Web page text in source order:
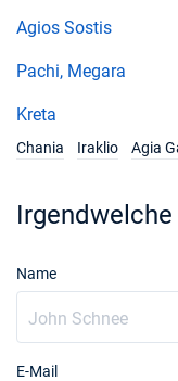
Agios Sostis
Pachi, Megara
Kreta
Chania
Iraklio Agia
Irgendwelche
Name
E-Mail